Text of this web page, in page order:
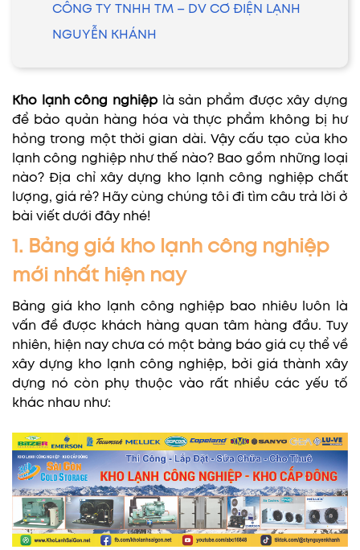
CÔNG TY TNHH TM – DV CƠ ĐIỆN LẠNH
NGUYỄN KHÁNH
Kho lạnh công nghiệp là sản phẩm được xây dựng
để bảo quản hàng hóa và thực phẩm không bị hư
hỏng trong một thời gian dài. Vậy cấu tạo của kho
lạnh công nghiệp như thế nào? Bao gồm những loại
nào? Địa chỉ xây dựng kho lạnh công nghiệp chất
lượng, giá rẻ? Hãy cùng chúng tôi đi tìm câu trả lời ở
bài viết dưới đây nhé!
1. Bảng giá kho lạnh công nghiệp
mới nhất hiện nay
Bảng giá kho lạnh công nghiệp bao nhiêu luôn là
vấn đề được khách hàng quan tâm hàng đầu. Tuy
nhiên, hiện nay chưa có một bảng báo giá cụ thể về
xây dựng kho lạnh công nghiệp, bởi giá thành xây
dựng nó còn phụ thuộc vào rất nhiều các yếu tố
khác nhau như: